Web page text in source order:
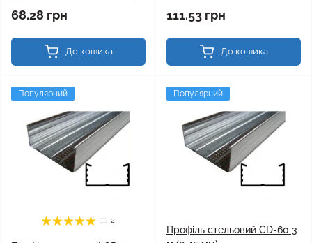
68.28 грн
До кошика
111.53 грн
До кошика
Популярний
2
Популярний
Профіль стельовий CD-60 3